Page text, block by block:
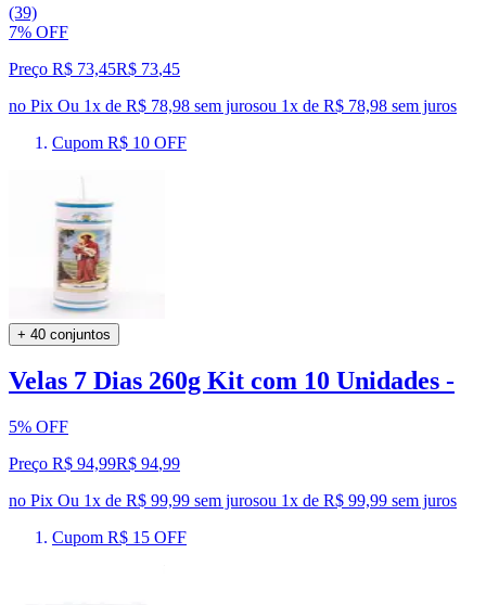
(39)
7% OFF
Preço R$ 73,45R$ 73,45
no Pix Ou 1x de R$ 78,98 sem jurosou 1x de R$ 78,98 sem juros
Cupom R$ 10 OFF
+ 40 conjuntos
Velas 7 Dias 260g Kit com 10 Unidades -
5% OFF
Preço R$ 94,99R$ 94,99
no Pix Ou 1x de R$ 99,99 sem jurosou 1x de R$ 99,99 sem juros
Cupom R$ 15 OFF